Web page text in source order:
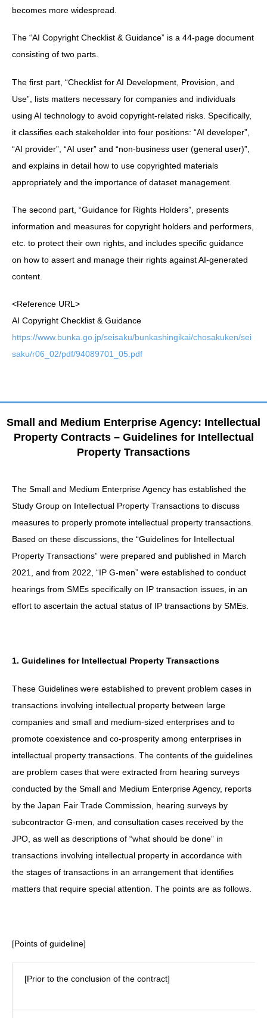
becomes more widespread.
The “AI Copyright Checklist & Guidance” is a 44-page document
consisting of two parts.
The first part, “Checklist for AI Development, Provision, and
Use”, lists matters necessary for companies and individuals
using AI technology to avoid copyright-related risks. Specifically,
it classifies each stakeholder into four positions: “AI developer”,
“AI provider”, “AI user” and “non-business user (general user)”,
and explains in detail how to use copyrighted materials
appropriately and the importance of dataset management.
The second part, “Guidance for Rights Holders”, presents
information and measures for copyright holders and performers,
etc. to protect their own rights, and includes specific guidance
on how to assert and manage their rights against AI-generated
content.
<Reference URL>
AI Copyright Checklist & Guidance
https://www.bunka.go.jp/seisaku/bunkashingikai/chosakuken/sei
saku/r06_02/pdf/94089701_05.pdf
Small and Medium Enterprise Agency: Intellectual
Property Contracts – Guidelines for Intellectual
Property Transactions
The Small and Medium Enterprise Agency has established the
Study Group on Intellectual Property Transactions to discuss
measures to properly promote intellectual property transactions.
Based on these discussions, the “Guidelines for Intellectual
Property Transactions” were prepared and published in March
2021, and from 2022, “IP G-men” were established to conduct
hearings from SMEs specifically on IP transaction issues, in an
effort to ascertain the actual status of IP transactions by SMEs.
1. Guidelines for Intellectual Property Transactions
These Guidelines were established to prevent problem cases in
transactions involving intellectual property between large
companies and small and medium-sized enterprises and to
promote coexistence and co-prosperity among enterprises in
intellectual property transactions. The contents of the guidelines
are problem cases that were extracted from hearing surveys
conducted by the Small and Medium Enterprise Agency, reports
by the Japan Fair Trade Commission, hearing surveys by
subcontractor G-men, and consultation cases received by the
JPO, as well as descriptions of “what should be done” in
transactions involving intellectual property in accordance with
the stages of transactions in an arrangement that identifies
matters that require special attention. The points are as follows.
[Points of guideline]
[Prior to the conclusion of the contract]